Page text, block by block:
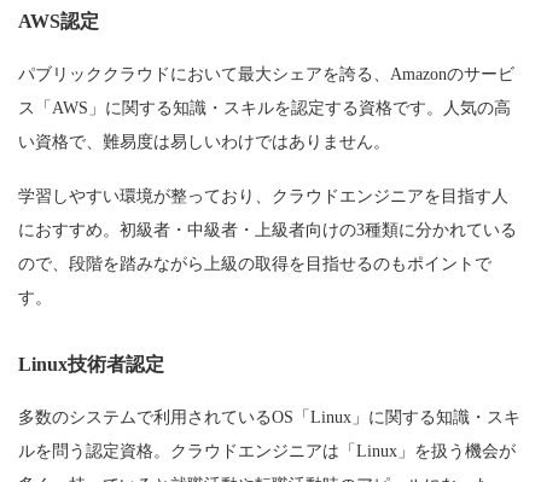
AWS認定
パブリッククラウドにおいて最大シェアを誇る、Amazonのサービ
ス「AWS」に関する知識・スキルを認定する資格です。人気の高
い資格で、難易度は易しいわけではありません。
学習しやすい環境が整っており、クラウドエンジニアを目指す人
におすすめ。初級者・中級者・上級者向けの3種類に分かれている
ので、段階を踏みながら上級の取得を目指せるのもポイントで
す。
Linux技術者認定
多数のシステムで利用されているOS「Linux」に関する知識・スキ
ルを問う認定資格。クラウドエンジニアは「Linux」を扱う機会が